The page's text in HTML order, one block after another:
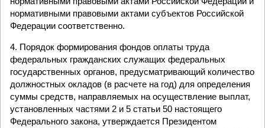
нормативными правовыми актами субъектов Российской
Федерации соответственно.
4. Порядок формирования фондов оплаты труда
федеральных гражданских служащих федеральных
государственных органов, предусматривающий количество
должностных окладов (в расчете на год) для определения
суммы средств, направляемых на осуществление выплат,
установленных частями 2 и 5 статьи 50 настоящего
Федерального закона, утверждается Президентом